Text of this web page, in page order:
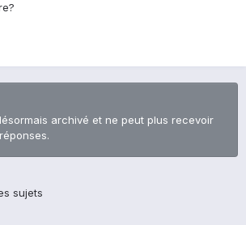
archivé et ne peut plus recevoir
sujets